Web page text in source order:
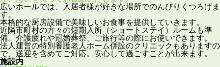
広いホールでは、入居者様が好きな場所でのんびりくつろげま
す。
本格的な厨房設備で美味しいお食事を提供していきます。
近隣市町村の方々の短期入所（ショートステイ）ルームも準
備。介護疲れや冠婚葬祭、ご旅行等の際にお使いできます。
法人運営の特別養護老人ホーム併設のクリニックもありますの
で、送迎を含めてご対応。安心して過ごすことが出来ます。
施設内